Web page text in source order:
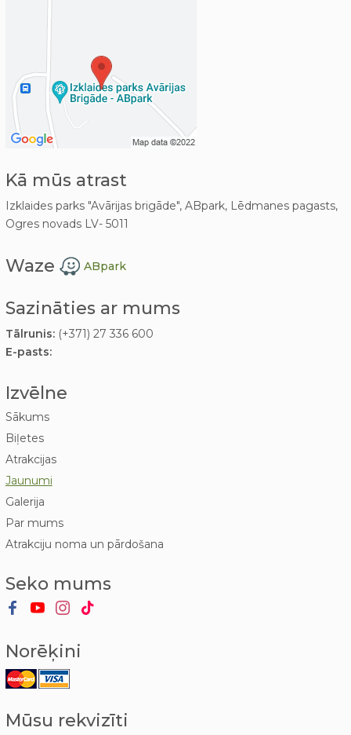
Kā mūs atrast
Izklaides parks "Avārijas brigāde", ABpark, Lēdmanes pagasts,
Ogres novads LV- 5011
Waze ABpark
Sazināties ar mums
Tālrunis:(+371) 27 336 600
E-pasts:
Izvēlne
Sākums
Biļetes
Atrakcijas
Jaunumi
Galerija
Par mums
Atrakciju noma un pārdošana
Seko mums
Norēķini
Mūsu rekvizīti